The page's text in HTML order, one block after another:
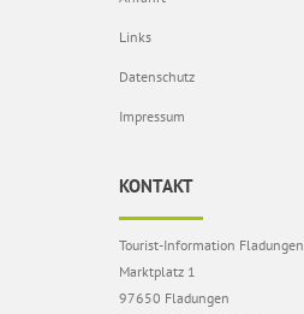
Links
Datenschutz
Impressum
KONTAKT
Tourist-Information Fladungen
Marktplatz 1
97650 Fladungen